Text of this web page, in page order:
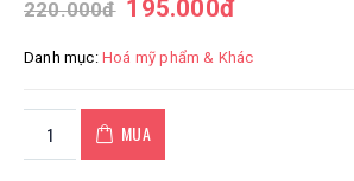
220.000đ 195.000đ
Danh mục: Hoá mỹ phẩm & Khác
MUA